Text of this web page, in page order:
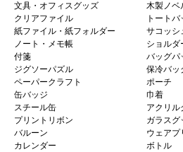
文具・オフィスグッズ
クリアファイル
紙ファイル・紙フォルダー
ノート・メモ帳
付箋
ジグソーパズル
ペーパークラフト
缶バッジ
スチール缶
プリントリボン
バルーン
カレンダー
木製ノベ
トートバ
サコッシ
ショルダ
バッグパ
保冷バッ
ポーチ
巾着
アクリル
ガラスグ
ウェアプ
ボトル